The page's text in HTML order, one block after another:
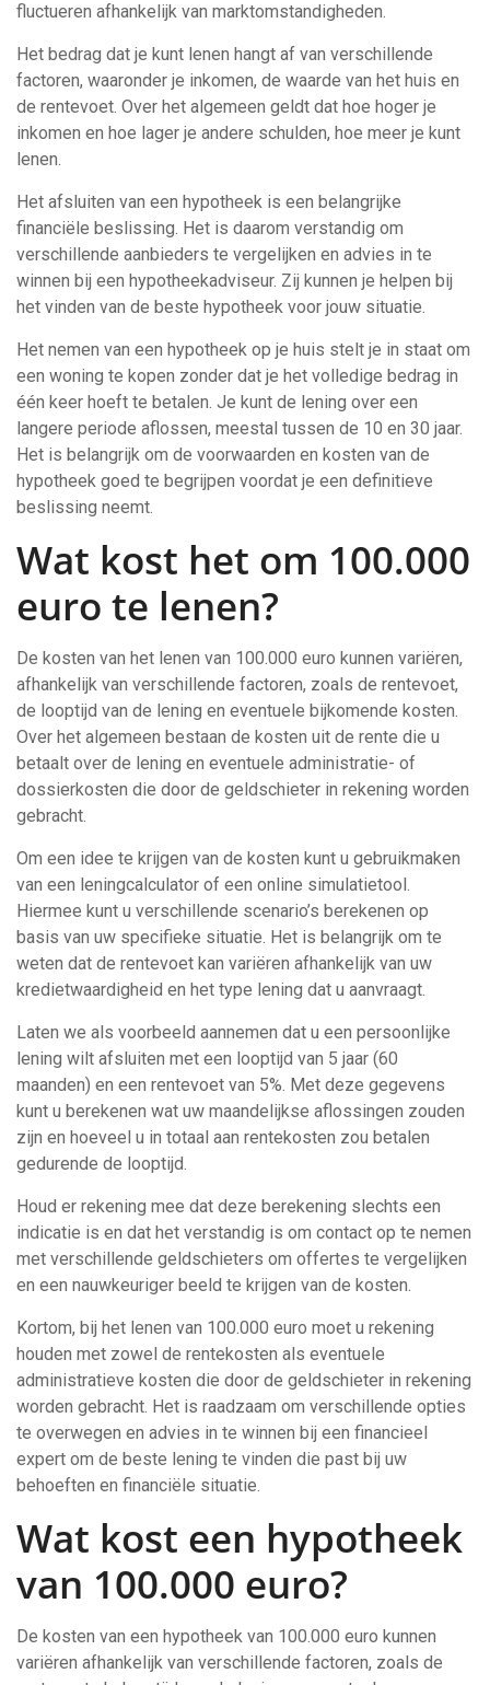
fluctueren afhankelijk van marktomstandigheden.
Het bedrag dat je kunt lenen hangt af van verschillende
factoren, waaronder je inkomen, de waarde van het huis en
de rentevoet. Over het algemeen geldt dat hoe hoger je
inkomen en hoe lager je andere schulden, hoe meer je kunt
lenen.
Het afsluiten van een hypotheek is een belangrijke
financiële beslissing. Het is daarom verstandig om
verschillende aanbieders te vergelijken en advies in te
winnen bij een hypotheekadviseur. Zij kunnen je helpen bij
het vinden van de beste hypotheek voor jouw situatie.
Het nemen van een hypotheek op je huis stelt je in staat om
een woning te kopen zonder dat je het volledige bedrag in
één keer hoeft te betalen. Je kunt de lening over een
langere periode aflossen, meestal tussen de 10 en 30 jaar.
Het is belangrijk om de voorwaarden en kosten van de
hypotheek goed te begrijpen voordat je een definitieve
beslissing neemt.
Wat kost het om 100.000
euro te lenen?
De kosten van het lenen van 100.000 euro kunnen variëren,
afhankelijk van verschillende factoren, zoals de rentevoet,
de looptijd van de lening en eventuele bijkomende kosten.
Over het algemeen bestaan de kosten uit de rente die u
betaalt over de lening en eventuele administratie- of
dossierkosten die door de geldschieter in rekening worden
gebracht.
Om een idee te krijgen van de kosten kunt u gebruikmaken
van een leningcalculator of een online simulatietool.
Hiermee kunt u verschillende scenario’s berekenen op
basis van uw specifieke situatie. Het is belangrijk om te
weten dat de rentevoet kan variëren afhankelijk van uw
kredietwaardigheid en het type lening dat u aanvraagt.
Laten we als voorbeeld aannemen dat u een persoonlijke
lening wilt afsluiten met een looptijd van 5 jaar (60
maanden) en een rentevoet van 5%. Met deze gegevens
kunt u berekenen wat uw maandelijkse aflossingen zouden
zijn en hoeveel u in totaal aan rentekosten zou betalen
gedurende de looptijd.
Houd er rekening mee dat deze berekening slechts een
indicatie is en dat het verstandig is om contact op te nemen
met verschillende geldschieters om offertes te vergelijken
en een nauwkeuriger beeld te krijgen van de kosten.
Kortom, bij het lenen van 100.000 euro moet u rekening
houden met zowel de rentekosten als eventuele
administratieve kosten die door de geldschieter in rekening
worden gebracht. Het is raadzaam om verschillende opties
te overwegen en advies in te winnen bij een financieel
expert om de beste lening te vinden die past bij uw
behoeften en financiële situatie.
Wat kost een hypotheek
van 100.000 euro?
De kosten van een hypotheek van 100.000 euro kunnen
variëren afhankelijk van verschillende factoren, zoals de